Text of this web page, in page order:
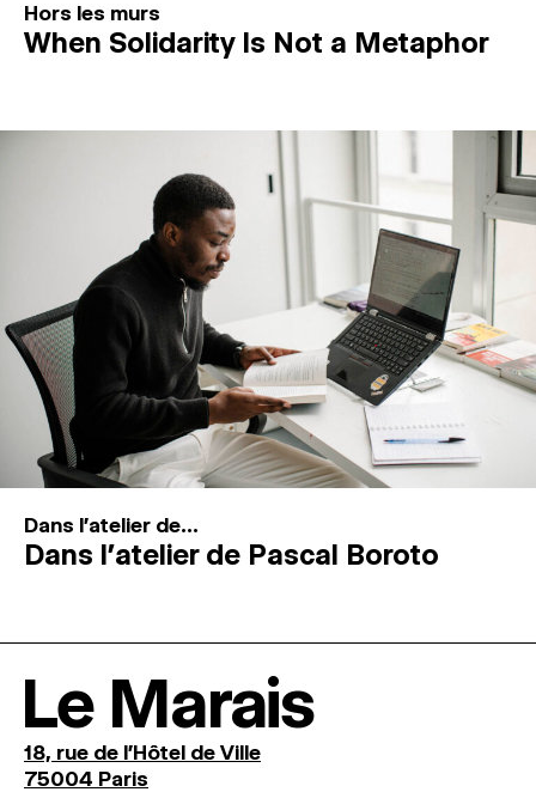
Hors les murs
When Solidarity Is Not a Metaphor
Dans l'atelier de...
Dans l’atelier de Pascal Boroto
Le Marais
18, rue de l'Hôtel de Ville
75004 Paris